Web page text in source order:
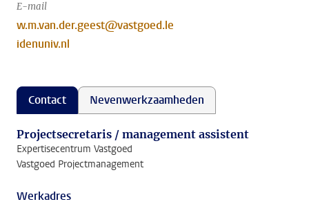
E-mail
w.m.van.der.geest@vastgoed.le
idenuniv.nl
Contact Nevenwerkzaamheden
Projectsecretaris / management assistent
Expertisecentrum Vastgoed
Vastgoed Projectmanagement
Werkadres